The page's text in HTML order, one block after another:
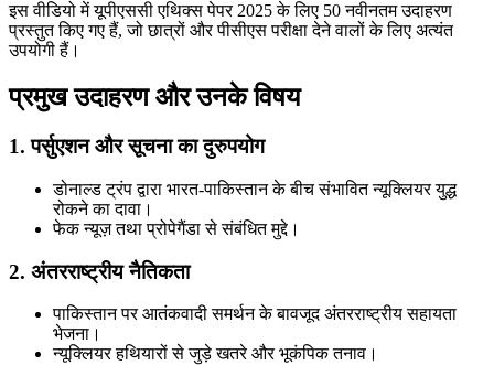
इस वीडियो में यूपीएससी एथिक्स पेपर 2025 के लिए 50 नवीनतम उदाहरण
प्रस्तुत किए गए हैं, जो छात्रों और पीसीएस परीक्षा देने वालों के लिए अत्यंत
उपयोगी हैं।
प्रमुख उदाहरण और उनके विषय
1. पर्सुएशन और सूचना का दुरुपयोग
डोनाल्ड ट्रंप द्वारा भारत-पाकिस्तान के बीच संभावित न्यूक्लियर युद्ध
रोकने का दावा।
फेक न्यूज़ तथा प्रोपेगैंडा से संबंधित मुद्दे।
2. अंतरराष्ट्रीय नैतिकता
पाकिस्तान पर आतंकवादी समर्थन के बावजूद अंतरराष्ट्रीय सहायता
भेजना।
न्यूक्लियर हथियारों से जुड़े खतरे और भूकंपिक तनाव।